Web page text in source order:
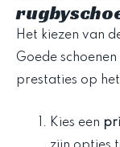
Het kiezen van
Goede
prestaties op
Kies een